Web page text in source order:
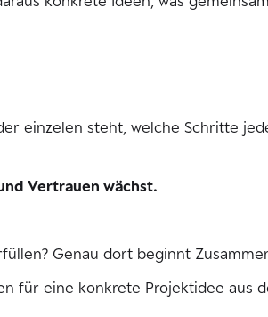
einzelen steht, welche Schritte
Vertrauen wächst.
Genau dort beginnt
für eine konkrete Projektidee aus